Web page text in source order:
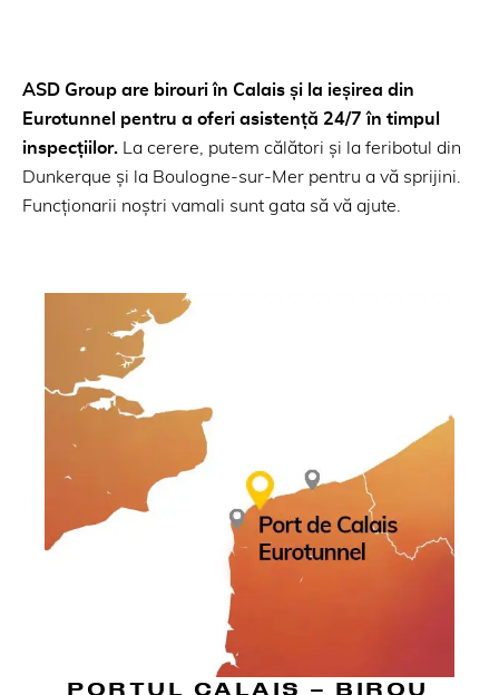
ASD Group are birouri în Calais și la ieșirea din
Eurotunnel pentru a oferi asistență 24/7 în timpul
inspecțiilor. La cerere, putem călători și la feribotul din
Dunkerque și la Boulogne-sur-Mer pentru a vă sprijini.
Funcționarii noștri vamali sunt gata să vă ajute.
PORTUL CALAIS – BIROU